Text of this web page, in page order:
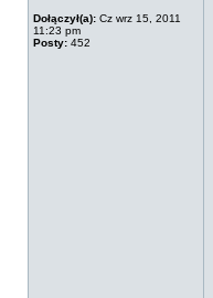
Dołączył(a): Cz wrz 15, 2011
11:23 pm
Posty: 452